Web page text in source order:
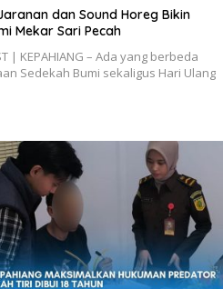
dan Sound Horeg Bikin
Mekar Sari Pecah
| KEPAHIANG – Ada yang berbeda
Sedekah Bumi sekaligus Hari Ulang